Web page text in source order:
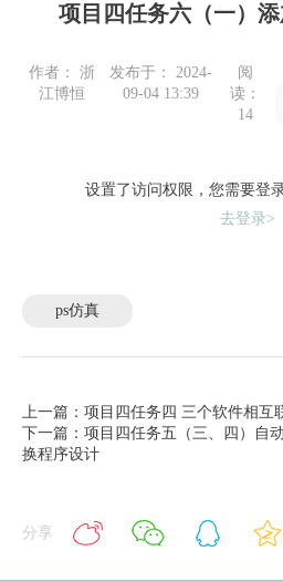
项目四任务六（一）
作者： 浙
江博恒
发布于： 2024-
09-04 13:39
阅
读：
14
设置了访问权限，您需要登
去登录>
ps仿真
上一篇：项目四任务四 三个软件相互
下一篇：项目四任务五（三、四）自
换程序设计
分享